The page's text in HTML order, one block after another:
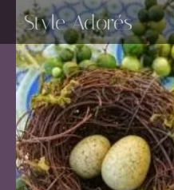
-Style Adorés